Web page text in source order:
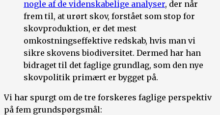
nogle af de videnskabelige analyser, der når
frem til, at urørt skov, forstået som stop for
skovproduktion, er det mest
omkostningseffektive redskab, hvis man vi
sikre skovens biodiversitet. Dermed har han
bidraget til det faglige grundlag, som den nye
skovpolitik primært er bygget på.
Vi har spurgt om de tre forskeres faglige perspektiv
på fem grundspørgsmål: